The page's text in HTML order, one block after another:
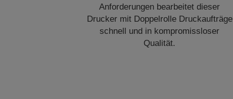
Anforderungen bearbeitet dieser
Drucker mit Doppelrolle Druckaufträge
schnell und in kompromissloser
Qualität.